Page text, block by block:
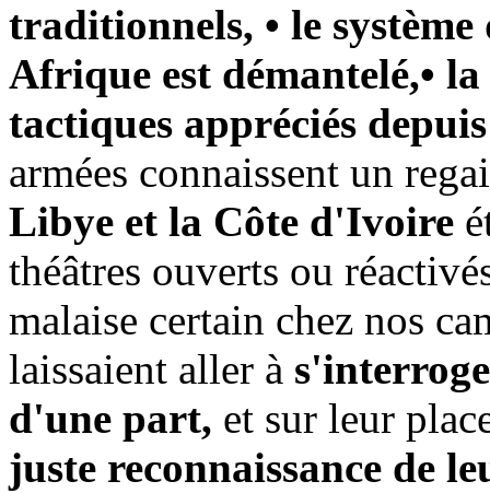
traditionnels, • le
Afrique est démantelé,•
tactiques appréciés
armées connaissent un
Libye et la Côte d'Ivoire
théâtres ouverts ou
malaise certain chez nos
laissaient aller à
d'une part, et sur leur
juste reconnaissance de